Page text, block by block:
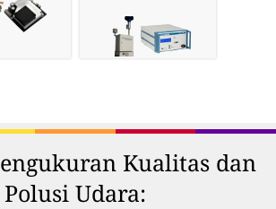
Kualitas dan
Polusi Udara: